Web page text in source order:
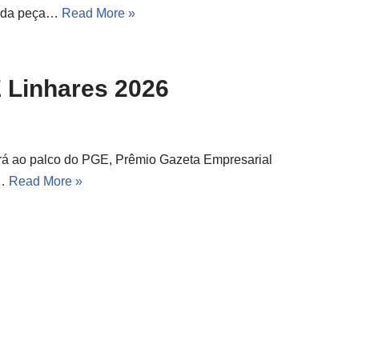
da peça… Read More »
Linhares 2026
ao palco do PGE, Prêmio Gazeta Empresarial
Read More »